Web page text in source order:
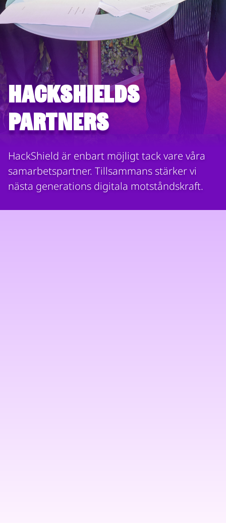
HackShields
partners
HackShield är enbart möjligt tack vare våra
samarbetspartner. Tillsammans stärker vi
nästa generations digitala motståndskraft.